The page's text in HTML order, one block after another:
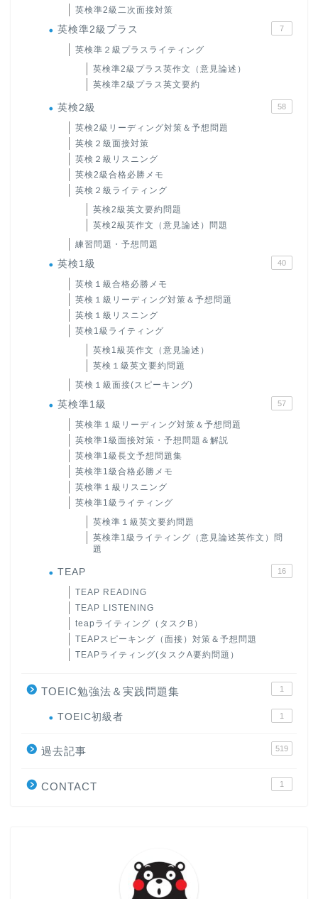
英検準2級二次面接対策
英検準2級プラス 7
英検準２級プラスライティング
英検準2級プラス英作文（意見論述）
英検準2級プラス英文要約
英検2級 58
英検2級リーディング対策＆予想問題
英検２級面接対策
英検２級リスニング
英検2級合格必勝メモ
英検２級ライティング
英検2級英文要約問題
英検2級英作文（意見論述）問題
練習問題・予想問題
英検1級 40
英検１級合格必勝メモ
英検１級リーディング対策＆予想問題
英検１級リスニング
英検1級ライティング
英検1級英作文（意見論述）
英検１級英文要約問題
英検１級面接(スピーキング)
英検準1級 57
英検準１級リーディング対策＆予想問題
英検準1級面接対策・予想問題＆解説
英検準1級長文予想問題集
英検準1級合格必勝メモ
英検準１級リスニング
英検準1級ライティング
英検準１級英文要約問題
英検準1級ライティング（意見論述英作文）問
題
TEAP 16
TEAP READING
TEAP LISTENING
teapライティング（タスクB）
TEAPスピーキング（面接）対策＆予想問題
TEAPライティング(タスクA要約問題）
TOEIC勉強法＆実践問題集 1
TOEIC初級者 1
過去記事 519
CONTACT 1
大学入試英語対策講座